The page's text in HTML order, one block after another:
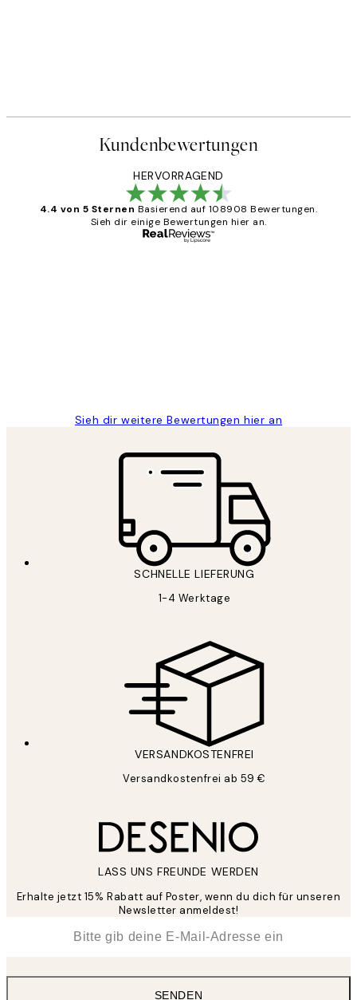
Kundenbewertungen
HERVORRAGEND
4.4 von 5 Sternen Basierend auf 108908 Bewertungen.
Sieh dir einige Bewertungen hier an.
Sieh dir weitere Bewertungen hier an
SCHNELLE LIEFERUNG
1-4 Werktage
VERSANDKOSTENFREI
Versandkostenfrei ab 59 €
LASS UNS FREUNDE WERDEN
Erhalte jetzt 15% Rabatt auf Poster, wenn du dich für unseren
Newsletter anmeldest!
SENDEN